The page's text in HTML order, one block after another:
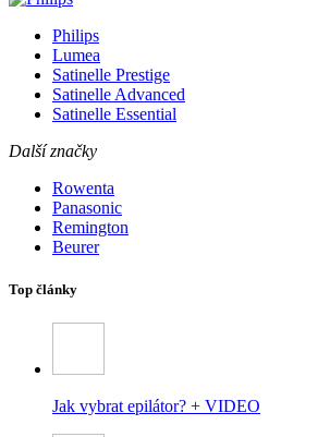
Philips
Lumea
Satinelle Prestige
Satinelle Advanced
Satinelle Essential
Další značky
Rowenta
Panasonic
Remington
Beurer
Top články
Jak vybrat epilátor? + VIDEO